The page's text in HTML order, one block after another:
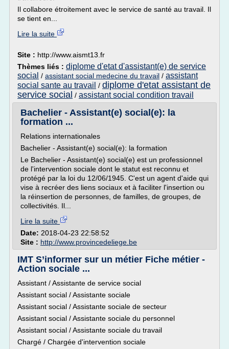
Il collabore étroitement avec le service de santé au travail. Il
se tient en...
Lire la suite
Site : http://www.aismt13.fr
Thèmes liés : diplome d'etat d'assistant(e) de service
social / assistant social medecine du travail / assistant
social sante au travail / diplome d'etat assistant de
service social / assistant social condition travail
Bachelier - Assistant(e) social(e): la
formation ...
Relations internationales
Bachelier - Assistant(e) social(e): la formation
Le Bachelier - Assistant(e) social(e) est un professionnel
de l'intervention sociale dont le statut est reconnu et
protégé par la loi du 12/06/1945. C'est un agent d'aide qui
vise à recréer des liens sociaux et à faciliter l'insertion ou
la réinsertion de personnes, de familles, de groupes, de
collectivités. Il...
Lire la suite
Date: 2018-04-23 22:58:52
Site : http://www.provincedeliege.be
IMT S’informer sur un métier Fiche métier -
Action sociale ...
Assistant / Assistante de service social
Assistant social / Assistante sociale
Assistant social / Assistante sociale de secteur
Assistant social / Assistante sociale du personnel
Assistant social / Assistante sociale du travail
Chargé / Chargée d'intervention sociale